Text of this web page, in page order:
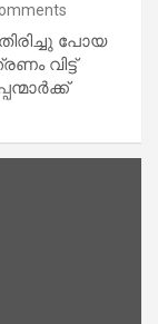
പോയ
വിട്ട്